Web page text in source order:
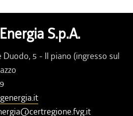
S.p.A.
Duodo, 5 - II piano (ingresso sul